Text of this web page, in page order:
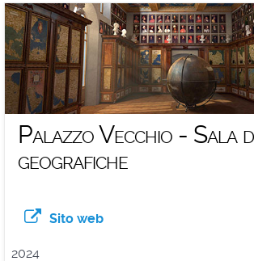
Palazzo Vecchio - Sala
geografiche
Sito web
2024